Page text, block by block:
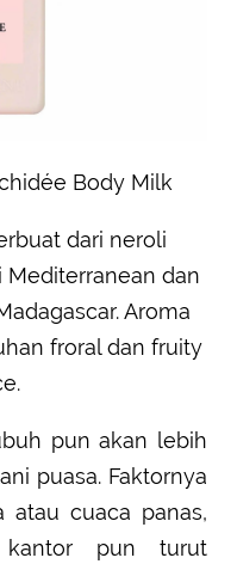
Body Milk
dari neroli
Mediterranean dan
Aroma
froral dan fruity
pun akan lebih
puasa. Faktornya
atau cuaca panas,
pun turut